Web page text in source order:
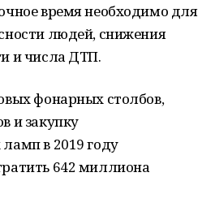
время необходимо для
людей, снижения
и числа ДТП.
фонарных столбов,
и закупку
в 2019 году
642 миллиона